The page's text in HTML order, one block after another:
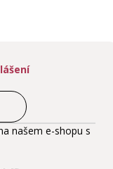
našem e-shopu s